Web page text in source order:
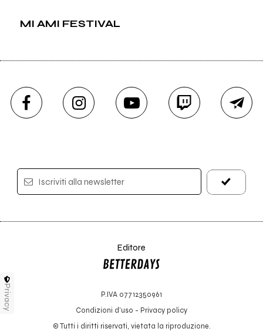
MI AMI FESTIVAL
Iscriviti alla newsletter
Editore
P.IVA 07712350961
Condizioni d'uso - Privacy policy
© Tutti i diritti riservati, vietata la riproduzione.
Privacy